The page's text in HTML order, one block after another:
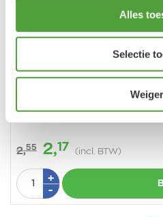
Alles
Selectie
Van Gogh Aquarelverf 339
2,55 2,17 (incl. BTW)
Aantal
+Plus
-Min
1